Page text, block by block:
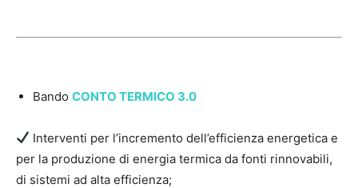
Bando CONTO TERMICO 3.0
Interventi per l’incremento dell’efficienza energetica e
per la produzione di energia termica da fonti rinnovabili,
di sistemi ad alta efficienza;